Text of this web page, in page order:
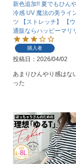
新色追加!! 夏でもひん
冷感 UV 魔法の美ライ
ツ 【ストレッチ】 【
通販ならハッピーマリ
購入者
投稿日 2026/04/02
あまりひんやり感はな
った